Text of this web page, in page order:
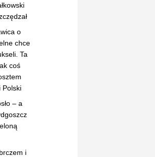
o
chce
Ta
coś
Polski
– a
i